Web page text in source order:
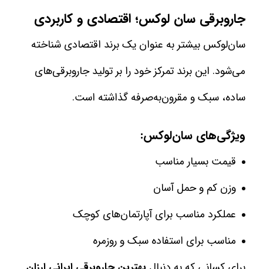
جاروبرقی سان‌ لوکس؛ اقتصادی و کاربردی
سان‌لوکس بیشتر به عنوان یک برند اقتصادی شناخته
می‌شود. این برند تمرکز خود را بر تولید جاروبرقی‌های
ساده، سبک و مقرون‌به‌صرفه گذاشته است.
ویژگی‌های سان‌لوکس:
قیمت بسیار مناسب
وزن کم و حمل آسان
عملکرد مناسب برای آپارتمان‌های کوچک
مناسب برای استفاده سبک و روزمره